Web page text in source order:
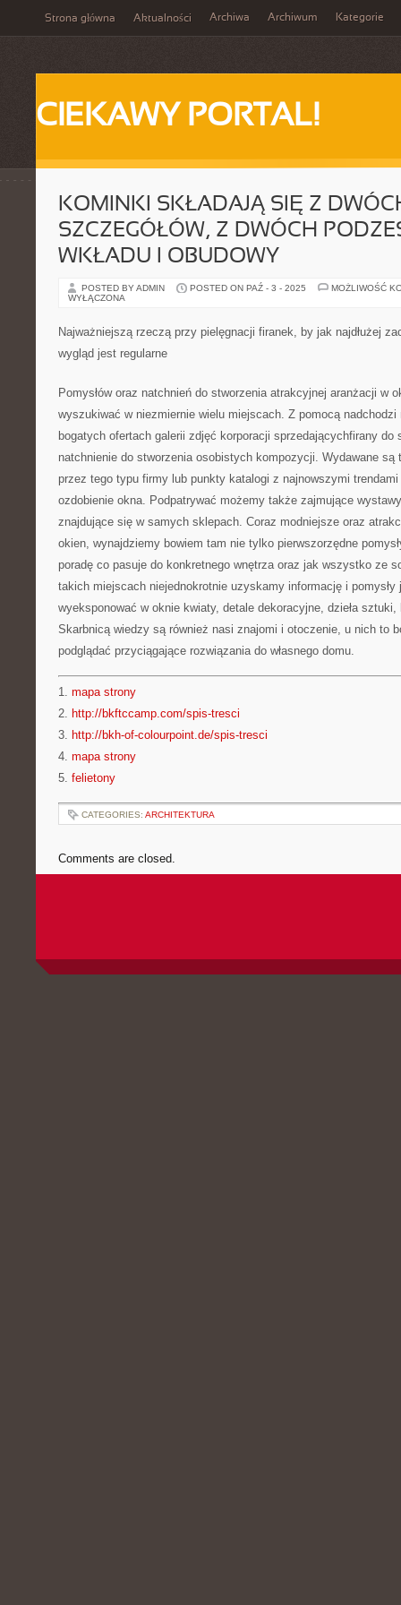
Strona główna Aktualności Archiwa Archiwum Kategorie
CIEKAWY PORTAL!
KOMINKI SKŁADAJĄ SIĘ Z
SZCZEGÓŁÓW, Z DWÓCH
WKŁADU I OBUDOWY
POSTED BY ADMIN POSTED ON PAŹ - 3 - 2025
MOŻLIWOŚĆ
WYŁĄCZONA
Najważniejszą rzeczą przy pielęgnacji firanek, by jak najdłużej
wygląd jest regularne
Pomysłów oraz natchnień do stworzenia atrakcyjnej aranżacji w
wyszukiwać w niezmiernie wielu miejscach. Z pomocą
bogatych ofertach galerii zdjęć korporacji sprzedającychfirany do
natchnienie do stworzenia osobistych kompozycji. Wydawane są
przez tego typu firmy lub punkty katalogi z najnowszymi
ozdobienie okna. Podpatrywać możemy także zajmujące
znajdujące się w samych sklepach. Coraz modniejsze oraz
okien, wynajdziemy bowiem tam nie tylko pierwszorzędne
poradę co pasuje do konkretnego wnętrza oraz jak wszystko ze
takich miejscach niejednokrotnie uzyskamy informację i
wyeksponować w oknie kwiaty, detale dekoracyjne, dzieła
Skarbnicą wiedzy są również nasi znajomi i otoczenie, u nich to
podglądać przyciągające rozwiązania do własnego domu.
1. mapa strony
2. http://bkftccamp.com/spis-tresci
3. http://bkh-of-colourpoint.de/spis-tresci
4. mapa strony
5. felietony
CATEGORIES: ARCHITEKTURA
Comments are closed.